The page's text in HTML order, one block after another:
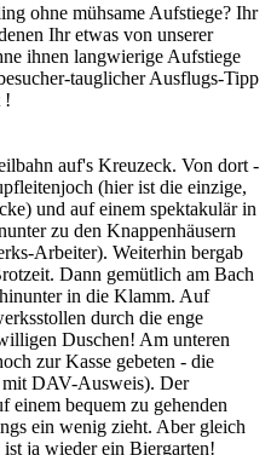
ohne mühsame Aufstiege? Ihr
Ihr etwas von unserer
ihnen langwierige Aufstiege
tauglicher Ausflugs-Tipp
!
auf's Kreuzeck. Von dort -
(hier ist die einzige,
und auf einem spektakulär in
zu den Knappenhäusern
Arbeiter). Weiterhin bergab
Dann gemütlich am Bach
in die Klamm. Auf
durch die enge
Duschen! Am unteren
zur Kasse gebeten - die
mit DAV-Ausweis). Der
einem bequem zu gehenden
ein wenig zieht. Aber gleich
ja wieder ein Biergarten!